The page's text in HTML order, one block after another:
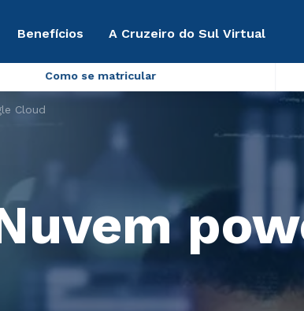
Benefícios A Cruzeiro do Sul Virtual
Como se matricular
Cloud